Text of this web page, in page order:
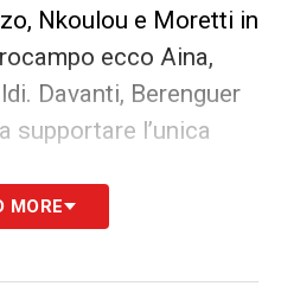
Nkoulou e Moretti in
ecco Aina,
Davanti, Berenguer
supportare l’unica
lo squalificato
MORE